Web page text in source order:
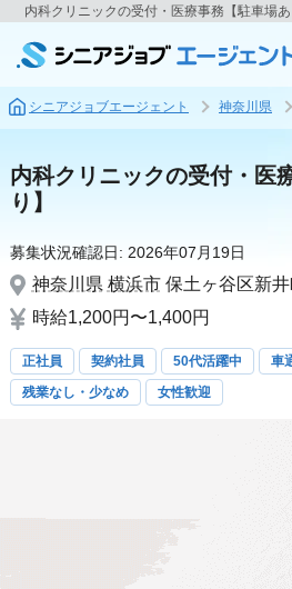
内科クリニックの受付・医療事務【駐車場
シニアジョブエージェント 神奈川県
内科クリニックの受付・医
り】
募集状況確認日: 2026年07月19日
神奈川県 横浜市 保土ヶ谷区新
時給1,200円〜1,400円
正社員 契約社員 50代活躍中 車
残業なし・少なめ
女性歓迎